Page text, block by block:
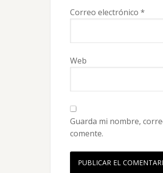
Correo electrónico *
Web
Guarda mi nombre,
comente.